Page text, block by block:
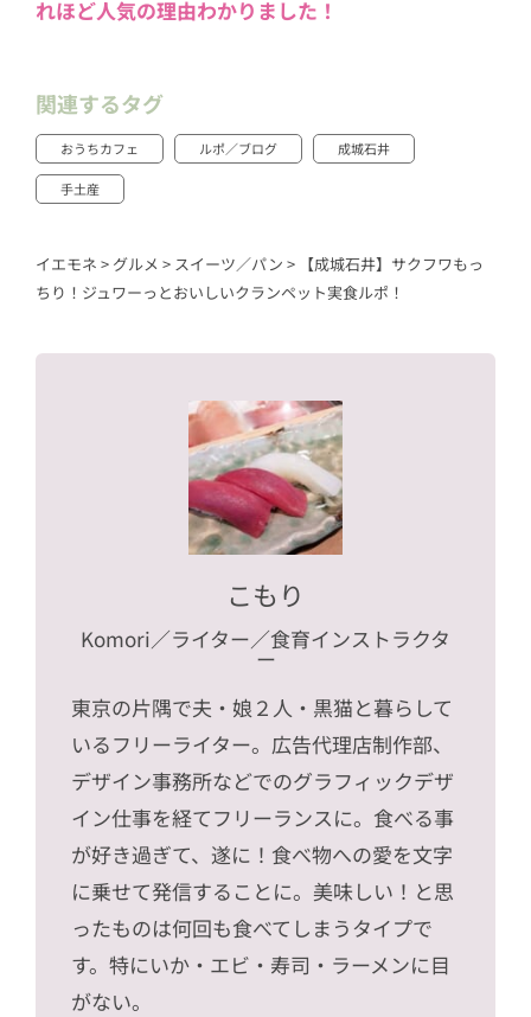
れほど人気の理由わかりました！
関連するタグ
おうちカフェ ルポ／ブログ 成城石井
手土産
イエモネ > グルメ > スイーツ／パン > 【成城石井】サクフワもっ
ちり！ジュワーっとおいしいクランペット実食ルポ！
こもり
Komori／ライター／食育インストラクタ
ー
東京の片隅で夫・娘２人・黒猫と暮らして
いるフリーライター。広告代理店制作部、
デザイン事務所などでのグラフィックデザ
イン仕事を経てフリーランスに。食べる事
が好き過ぎて、遂に！食べ物への愛を文字
に乗せて発信することに。美味しい！と思
ったものは何回も食べてしまうタイプで
す。特にいか・エビ・寿司・ラーメンに目
がない。